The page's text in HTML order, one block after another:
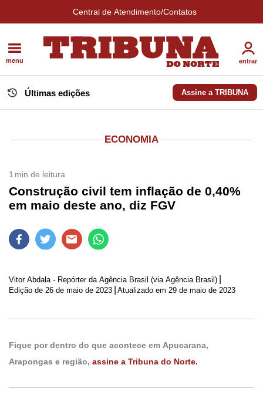
Central de Atendimento/Contatos
menu entrar
Últimas edições Assine a TRIBUNA
ECONOMIA
1 min de leitura
Construção civil tem inflação de 0,40%
em maio deste ano, diz FGV
Vitor Abdala - Repórter da Agência Brasil (via Agência Brasil)
Edição de 26 de maio de 2023 Atualizado em 29 de maio de 2023
Fique por dentro do que acontece em Apucarana,
Arapongas e região, assine a Tribuna do Norte.